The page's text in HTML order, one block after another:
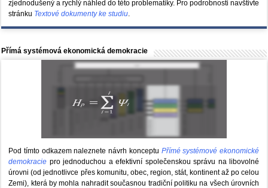
zjednodušený a rychlý náhled do této problematiky. Pro podrobnosti navštivte
stránku Textové dokumenty ke studiu.
Přímá systémová ekonomická demokracie
Pod tímto odkazem naleznete návrh konceptu Přímé systémové ekonomické
demokracie pro jednoduchou a efektivní společenskou správu na libovolné
úrovni (od jednotlivce přes komunitu, obec, region, stát, kontinent až po celou
Zemi), která by mohla nahradit současnou tradiční politiku na všech úrovních